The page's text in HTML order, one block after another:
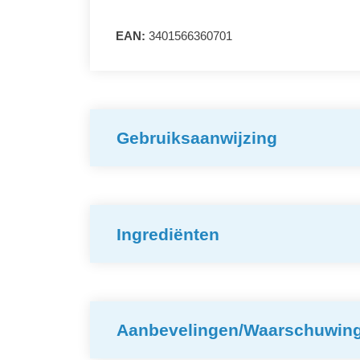
EAN: 3401566360701
Gebruiksaanwijzing
Ingrediënten
Aanbevelingen/